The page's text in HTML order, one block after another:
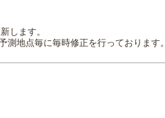
します。
地点毎に毎時修正を行っております。